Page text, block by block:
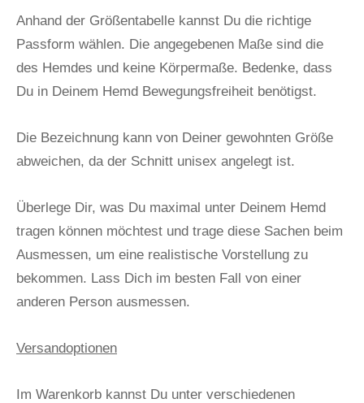
Anhand der Größentabelle kannst Du die richtige
Passform wählen. Die angegebenen Maße sind die
des Hemdes und keine Körpermaße. Bedenke, dass
Du in Deinem Hemd Bewegungsfreiheit benötigst.
Die Bezeichnung kann von Deiner gewohnten Größe
abweichen, da der Schnitt unisex angelegt ist.
Überlege Dir, was Du maximal unter Deinem Hemd
tragen können möchtest und trage diese Sachen beim
Ausmessen, um eine realistische Vorstellung zu
bekommen. Lass Dich im besten Fall von einer
anderen Person ausmessen.
Versandoptionen
Im Warenkorb kannst Du unter verschiedenen